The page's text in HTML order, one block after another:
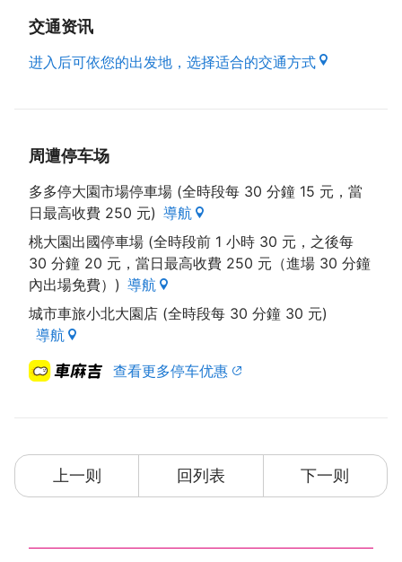
交通资讯
进入后可依您的出发地，选择适合的交通方式
周遭停车场
多多停大園市場停車場 (全時段每 30 分鐘 15 元，當
日最高收費 250 元) 導航
桃大園出國停車場 (全時段前 1 小時 30 元，之後每
30 分鐘 20 元，當日最高收費 250 元（進場 30 分鐘
內出場免費）) 導航
城市車旅小北大園店 (全時段每 30 分鐘 30 元)
導航
查看更多停车优惠
上一则 回列表 下一则